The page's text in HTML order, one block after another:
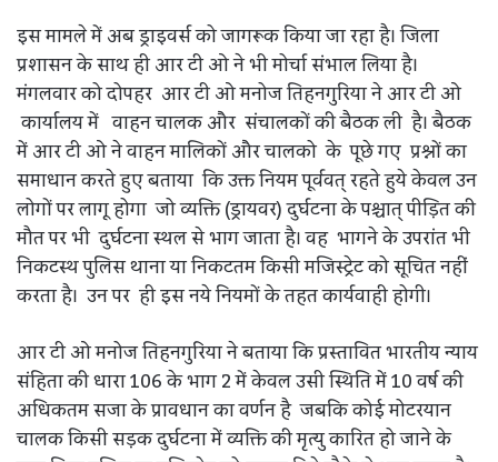
इस मामले में अब ड्राइवर्स को जागरूक किया जा रहा है। जिला
प्रशासन के साथ ही आर टी ओ ने भी मोर्चा संभाल लिया है।
मंगलवार को दोपहर आर टी ओ मनोज तिहनगुरिया ने आर टी ओ
कार्यालय में वाहन चालक और संचालकों की बैठक ली है। बैठक
में आर टी ओ ने वाहन मालिकों और चालको के पूछे गए प्रश्नों का
समाधान करते हुए बताया कि उक्त नियम पूर्ववत् रहते हुये केवल उन
लोगों पर लागू होगा जो व्यक्ति (ड्रायवर) दुर्घटना के पश्चात् पीड़ित की
मौत पर भी दुर्घटना स्थल से भाग जाता है। वह भागने के उपरांत भी
निकटस्थ पुलिस थाना या निकटतम किसी मजिस्ट्रेट को सूचित नहीं
करता है। उन पर ही इस नये नियमों के तहत कार्यवाही होगी।
आर टी ओ मनोज तिहनगुरिया ने बताया कि प्रस्तावित भारतीय न्याय
संहिता की धारा 106 के भाग 2 में केवल उसी स्थिति में 10 वर्ष की
अधिकतम सजा के प्रावधान का वर्णन है जबकि कोई मोटरयान
चालक किसी सड़क दुर्घटना में व्यक्ति की मृत्यु कारित हो जाने के